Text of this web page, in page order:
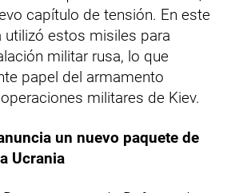
capítulo de tensión. En este
utilizó estos misiles para
militar rusa, lo que
papel del armamento
militares de Kiev.
un nuevo paquete de
Ucrania